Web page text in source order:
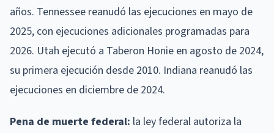
años. Tennessee reanudó las ejecuciones en mayo de
2025, con ejecuciones adicionales programadas para
2026. Utah ejecutó a Taberon Honie en agosto de 2024,
su primera ejecución desde 2010. Indiana reanudó las
ejecuciones en diciembre de 2024.
Pena de muerte federal: la ley federal autoriza la